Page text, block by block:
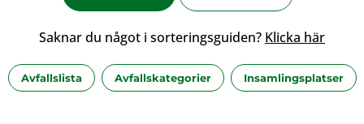
Saknar du något i sorteringsguiden? Klicka här
Avfallslista Avfallskategorier Insamlingsplatser